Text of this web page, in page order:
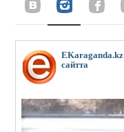
EKaraganda.kz
сайтта